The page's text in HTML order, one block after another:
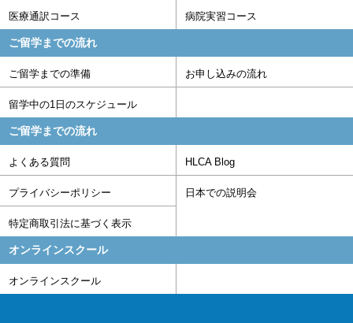
医療通訳コース 病院実習コース
ご留学までの流れ
ご留学までの準備 お申し込みの流れ
留学中の1日のスケジュール
ご留学までの流れ
よくある質問 HLCA Blog
プライバシーポリシー 日本での説明会
特定商取引法に基づく表示
オンラインスクール
オンラインスクール